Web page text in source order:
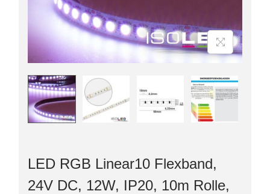
LED RGB Linear10 Flexband,
24V DC, 12W, IP20, 10m Rolle,